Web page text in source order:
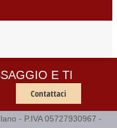
E TI
Contattaci
- P.IVA 05727930967 -